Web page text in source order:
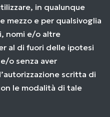
in qualunque
mezzo e per qualsivoglia
nomi e/o altre
al di fuori delle ipotesi
o senza aver
scritta di
le modalità di tale